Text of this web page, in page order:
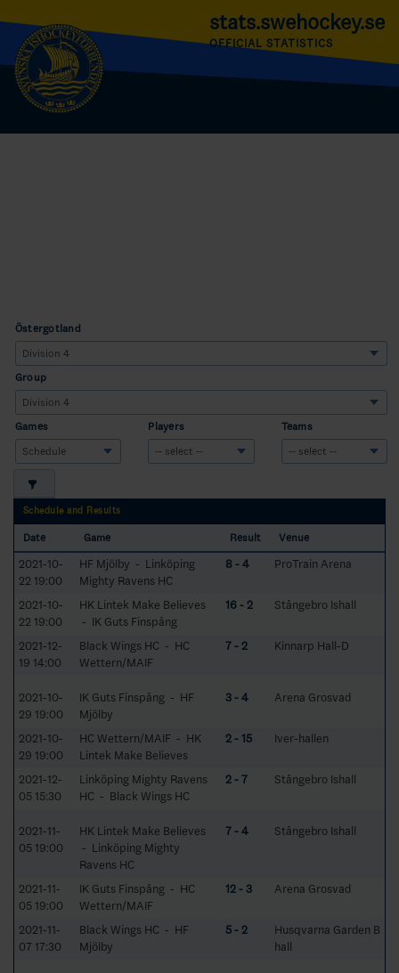
stats.swehockey.se
OFFICIAL STATISTICS
Östergötland
Group
Games Players Teams
Schedule and Results
Date Game Result Venue
2021-10-
22 19:00
HF Mjölby - Linköping
Mighty Ravens HC
8 - 4 ProTrain Arena
2021-10-
22 19:00
HK Lintek Make Believes
- IK Guts Finspång
16 - 2 Stångebro Ishall
2021-12-
19 14:00
Black Wings HC - HC
Wettern/MAIF
7 - 2 Kinnarp Hall-D
2021-10-
29 19:00
IK Guts Finspång - HF
Mjölby
3 - 4 Arena Grosvad
2021-10-
29 19:00
HC Wettern/MAIF - HK
Lintek Make Believes
2 - 15 Iver-hallen
2021-12-
05 15:30
Linköping Mighty Ravens
HC - Black Wings HC
2 - 7 Stångebro Ishall
2021-11-
05 19:00
HK Lintek Make Believes
- Linköping Mighty
Ravens HC
7 - 4 Stångebro Ishall
2021-11-
05 19:00
IK Guts Finspång - HC
Wettern/MAIF
12 - 3 Arena Grosvad
2021-11-
07 17:30
Black Wings HC - HF
Mjölby
5 - 2
Husqvarna Garden B
hall